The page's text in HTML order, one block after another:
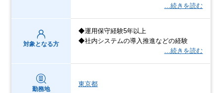
…続きを読む
対象となる方
◆運用保守経験5年以上
◆社内システムの導入推進などの経験
…続きを読む
勤務地
東京都